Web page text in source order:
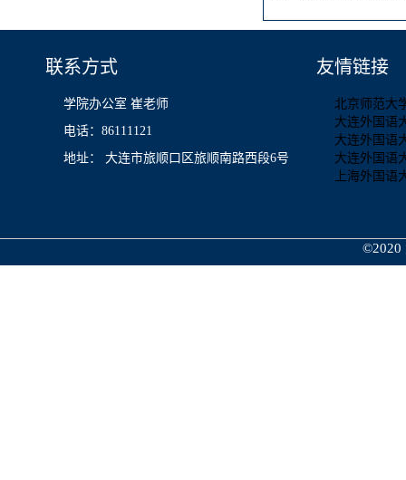
联系方式
学院办公室 崔老师
电话：86111121
地址： 大连市旅顺口区旅顺南路西段6号
友情链接
北京师范大
大连外国语
大连外国语
大连外国语
上海外国语
©2020